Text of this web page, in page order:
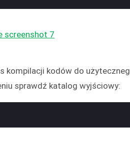
kompilacji kodów do
sprawdź katalog wyjściowy: